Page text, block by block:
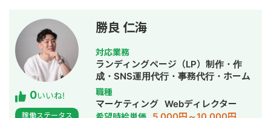
約7倍(3,000→約22,000)、月間問い合
・人材系SEOメディアにてKW「商標名
+評判」で1位、「転職エージェント お
すすめ」で10位以内を獲得。
#YouTube ・法人向けYouTubeチャン
ネル運営に立ち上げ時から携わり、チ
ャンネル登録者数4,000人、月間商談獲
います。 支援内容としては、SEO・コ
ンテンツマーケティング、LP制作、広
告運用、メルマガ施策、ホワイトペー
パー制作、会員登録導線の改善など幅
広く対応しておりますが、特定の施策
ありきではありません。 企業様の商材
や営業体制、ターゲット顧客、競合状
況を踏まえ、「今取り組むべき施策は
0いいね!
稼働ステータス
勝良 仁海
対応業務
ランディングページ（LP）制作・作
成・SNS運用代行・事務代行・ホーム
ページ制作・作成・リスティング広告
運用代行・AI活用
職種
マーケティング Webディレクター